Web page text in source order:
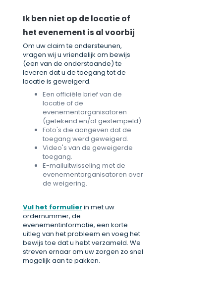
Ik ben niet op de locatie of
het evenement is al voorbij
Om uw claim te ondersteunen,
vragen wij u vriendelijk om bewijs
(een van de onderstaande) te
leveren dat u de toegang tot de
locatie is geweigerd.
Een officiële brief van de
locatie of de
evenementorganisatoren
(getekend en/of gestempeld).
Foto's die aangeven dat de
toegang werd geweigerd.
Video's van de geweigerde
toegang.
E-mailuitwisseling met de
evenementorganisatoren over
de weigering.
Vul het formulierin met uw
ordernummer, de
evenementinformatie, een korte
uitleg van het probleem en voeg het
bewijs toe dat u hebt verzameld. We
streven ernaar om uw zorgen zo snel
mogelijk aan te pakken.